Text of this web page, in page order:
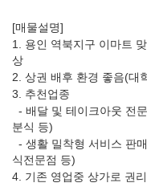
[매물설명]
1. 용인 역북지구 이마트
상
2. 상권 배후 환경 좋음(대
3. 추천업종
- 배달 및 테이크아웃 전
분식 등)
- 생활 밀착형 서비스 판
식전문점 등)
4. 기존 영업중 상가로 권